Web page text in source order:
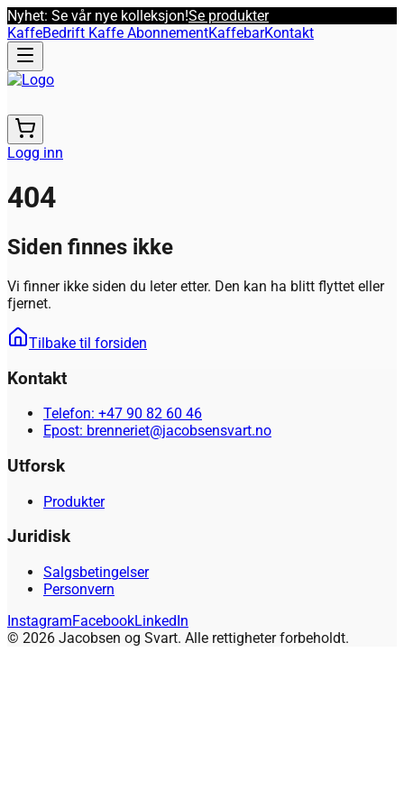
Nyhet: Se vår nye kolleksjon!Se produkter
KaffeBedrift Kaffe AbonnementKaffebarKontakt
Logg inn
404
Siden finnes ikke
Vi finner ikke siden du leter etter. Den kan ha blitt flyttet eller
fjernet.
Tilbake til forsiden
Kontakt
Telefon: +47 90 82 60 46
Epost: brenneriet@jacobsensvart.no
Utforsk
Produkter
Juridisk
Salgsbetingelser
Personvern
InstagramFacebookLinkedIn
© 2026 Jacobsen og Svart. Alle rettigheter forbeholdt.